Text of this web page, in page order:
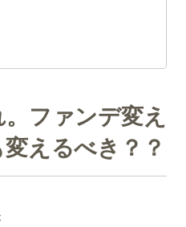
ファンデ変え
えるべき？？